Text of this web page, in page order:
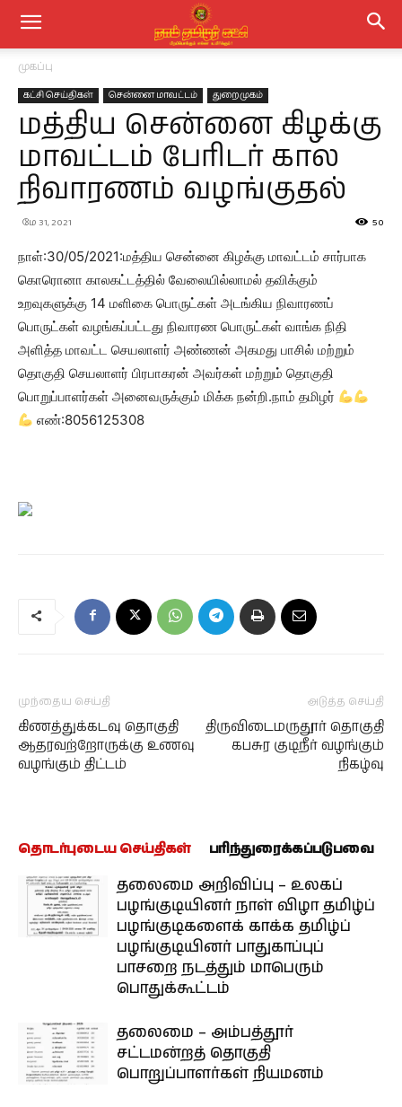
முகப்பு
கட்சி செய்திகள் சென்னை மாவட்டம் துறைமுகம்
மத்திய சென்னை கிழக்கு
மாவட்டம் பேரிடர் கால
நிவாரணம் வழங்குதல்
மே 31, 2021 50
நாள்:30/05/2021:மத்திய சென்னை கிழக்கு மாவட்டம் சார்பாக
கொரொனா காலகட்டத்தில் வேலையில்லாமல் தவிக்கும்
உறவுகளுக்கு 14 மளிகை பொருட்கள் அடங்கிய நிவாரணப்
பொருட்கள் வழங்கப்பட்டது நிவாரண பொருட்கள் வாங்க நிதி
அளித்த மாவட்ட செயலாளர் அண்ணன் அகமது பாசில் மற்றும்
தொகுதி செயலாளர் பிரபாகரன் அவர்கள் மற்றும் தொகுதி
பொறுப்பாளர்கள் அனைவருக்கும் மிக்க நன்றி.நாம் தமிழர்
எண்:8056125308
முந்தைய செய்தி
கிணத்துக்கடவு தொகுதி
ஆதரவற்றோருக்கு உணவு
வழங்கும் திட்டம்
அடுத்த செய்தி
திருவிடைமருதூர் தொகுதி
கபசுர குடிநீர் வழங்கும்
நிகழ்வு
தொடர்புடைய செய்திகள் பரிந்துரைக்கப்படுபவை
தலைமை அறிவிப்பு – உலகப்
பழங்குடியினர் நாள் விழா தமிழ்ப்
பழங்குடிகளைக் காக்க தமிழ்ப்
பழங்குடியினர் பாதுகாப்புப்
பாசறை நடத்தும் மாபெரும்
பொதுக்கூட்டம்
தலைமை – அம்பத்தூர்
சட்டமன்றத் தொகுதி
பொறுப்பாளர்கள் நியமனம்